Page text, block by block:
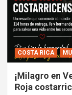
COSTA RICA
¡Milagro en
Roja